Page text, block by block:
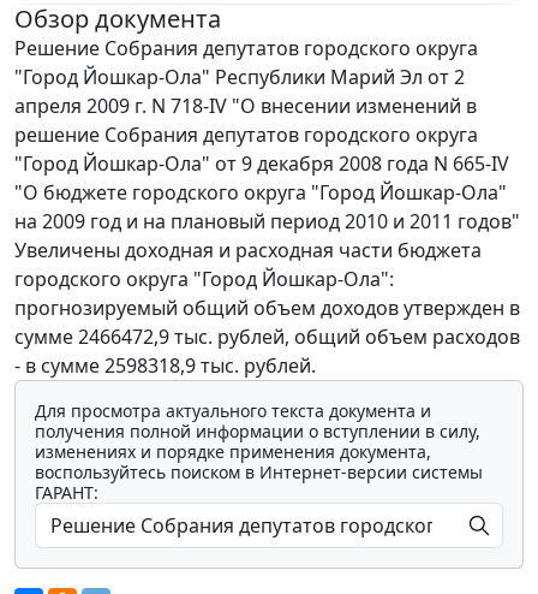
Обзор документа
Решение Собрания депутатов городского округа
"Город Йошкар-Ола" Республики Марий Эл от 2
апреля 2009 г. N 718-IV "О внесении изменений в
решение Собрания депутатов городского округа
"Город Йошкар-Ола" от 9 декабря 2008 года N 665-IV
"О бюджете городского округа "Город Йошкар-Ола"
на 2009 год и на плановый период 2010 и 2011 годов"
Увеличены доходная и расходная части бюджета
городского округа "Город Йошкар-Ола":
прогнозируемый общий объем доходов утвержден в
сумме 2466472,9 тыс. рублей, общий объем расходов
- в сумме 2598318,9 тыс. рублей.
Для просмотра актуального текста документа и
получения полной информации о вступлении в силу,
изменениях и порядке применения документа,
воспользуйтесь поиском в Интернет-версии системы
ГАРАНТ: